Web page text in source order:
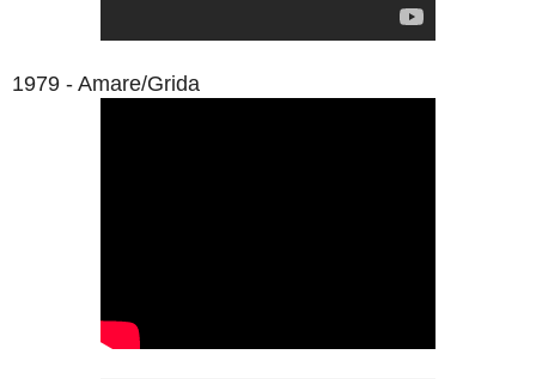
1979 - Amare/Grida